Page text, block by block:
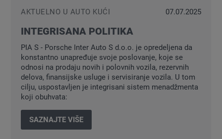
AKTUELNO U AUTO KUĆI 07.07.2025
INTEGRISANA POLITIKA
PIA S - Porsche Inter Auto S d.o.o. je opredeljena da
konstantno unapređuje svoje poslovanje, koje se
odnosi na prodaju novih i polovnih vozila, rezervnih
delova, finansijske usluge i servisiranje vozila. U tom
cilju, uspostavljen je integrisani sistem menadžmenta
koji obuhvata:
SAZNAJTE VIŠE